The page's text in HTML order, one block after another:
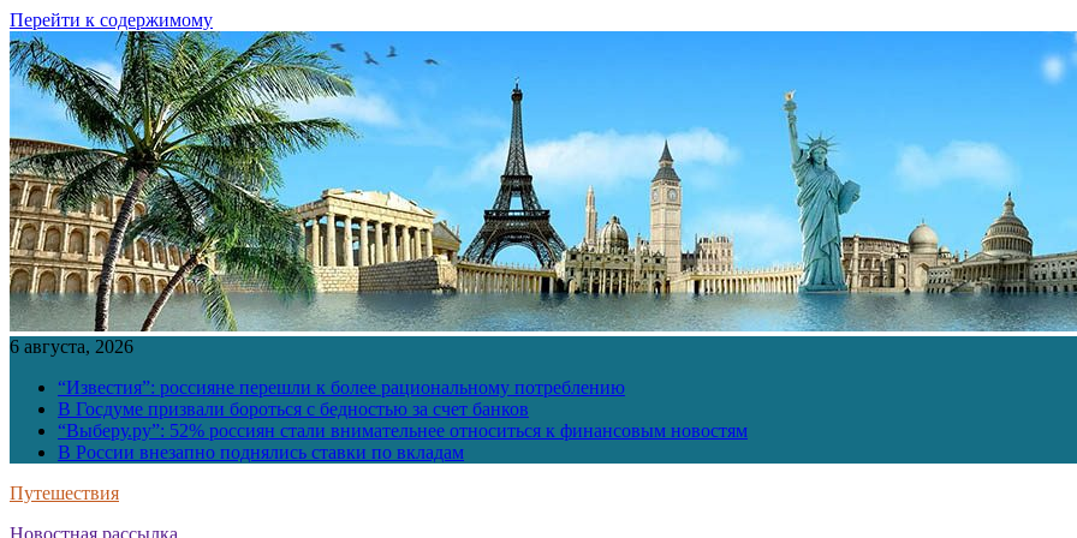
Перейти к содержимому
6 августа, 2026
“Известия”: россияне перешли к более рациональному потреблению
В Госдуме призвали бороться с бедностью за счет банков
“Выберу.ру”: 52% россиян стали внимательнее относиться к финансовым новостям
В России внезапно поднялись ставки по вкладам
Путешествия
Новостная рассылка